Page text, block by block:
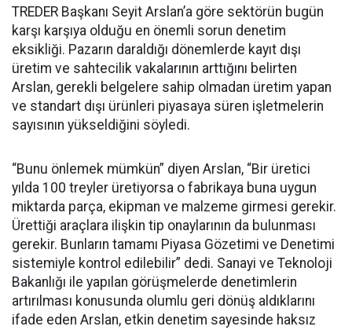
TREDER Başkanı Seyit Arslan’a göre sektörün bugün
karşı karşıya olduğu en önemli sorun denetim
eksikliği. Pazarın daraldığı dönemlerde kayıt dışı
üretim ve sahtecilik vakalarının arttığını belirten
Arslan, gerekli belgelere sahip olmadan üretim yapan
ve standart dışı ürünleri piyasaya süren işletmelerin
sayısının yükseldiğini söyledi.
“Bunu önlemek mümkün” diyen Arslan, “Bir üretici
yılda 100 treyler üretiyorsa o fabrikaya buna uygun
miktarda parça, ekipman ve malzeme girmesi gerekir.
Ürettiği araçlara ilişkin tip onaylarının da bulunması
gerekir. Bunların tamamı Piyasa Gözetimi ve Denetimi
sistemiyle kontrol edilebilir” dedi. Sanayi ve Teknoloji
Bakanlığı ile yapılan görüşmelerde denetimlerin
artırılması konusunda olumlu geri dönüş aldıklarını
ifade eden Arslan, etkin denetim sayesinde haksız